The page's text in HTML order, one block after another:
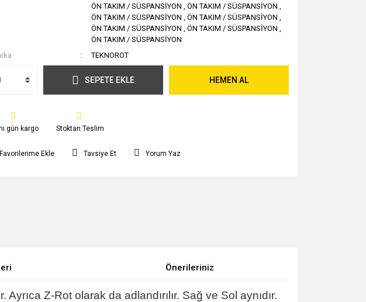
ÖN TAKIM / SÜSPANSİYON , ÖN TAKIM / SÜSPANSİYON ,
ÖN TAKIM / SÜSPANSİYON , ÖN TAKIM / SÜSPANSİYON ,
ÖN TAKIM / SÜSPANSİYON , ÖN TAKIM / SÜSPANSİYON ,
ÖN TAKIM / SÜSPANSİYON
TEKNOROT
SEPETE EKLE HEMEN AL
gün kargo Stoktan Teslim
Tavsiye Et Yorum Yaz
Önerileriniz
Z-Rot olarak da adlandırılır. Sağ ve Sol aynıdır.